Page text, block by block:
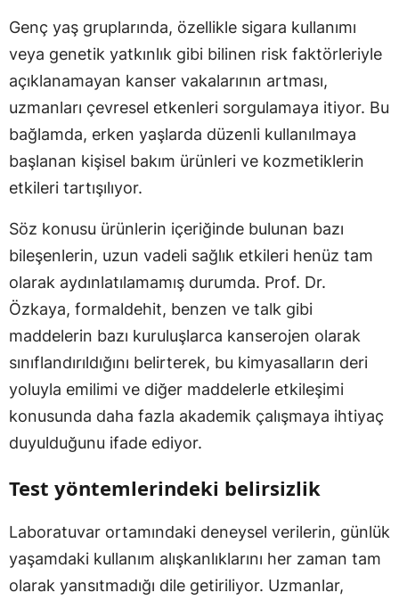
Genç yaş gruplarında, özellikle sigara kullanımı
veya genetik yatkınlık gibi bilinen risk faktörleriyle
açıklanamayan kanser vakalarının artması,
uzmanları çevresel etkenleri sorgulamaya itiyor. Bu
bağlamda, erken yaşlarda düzenli kullanılmaya
başlanan kişisel bakım ürünleri ve kozmetiklerin
etkileri tartışılıyor.
Söz konusu ürünlerin içeriğinde bulunan bazı
bileşenlerin, uzun vadeli sağlık etkileri henüz tam
olarak aydınlatılamamış durumda. Prof. Dr.
Özkaya, formaldehit, benzen ve talk gibi
maddelerin bazı kuruluşlarca kanserojen olarak
sınıflandırıldığını belirterek, bu kimyasalların deri
yoluyla emilimi ve diğer maddelerle etkileşimi
konusunda daha fazla akademik çalışmaya ihtiyaç
duyulduğunu ifade ediyor.
Test yöntemlerindeki belirsizlik
Laboratuvar ortamındaki deneysel verilerin, günlük
yaşamdaki kullanım alışkanlıklarını her zaman tam
olarak yansıtmadığı dile getiriliyor. Uzmanlar,